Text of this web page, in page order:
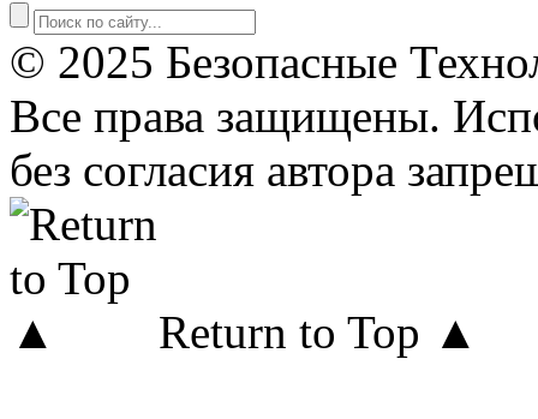
© 2025 Безопасные
Все права защищены.
без согласия автора
Return to Top ▲